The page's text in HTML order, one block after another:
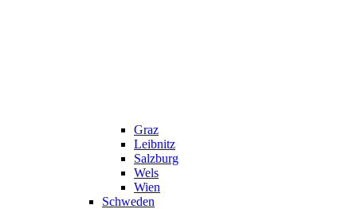
Graz
Leibnitz
Salzburg
Wels
Wien
Schweden